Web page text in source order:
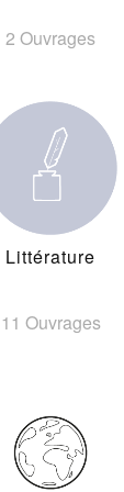
2 Ouvrages
Littérature
11 Ouvrages